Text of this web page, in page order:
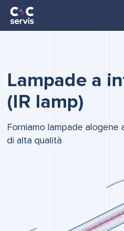
Lampade a
(IR lamp)
Forniamo lampade alogene
di alta qualità